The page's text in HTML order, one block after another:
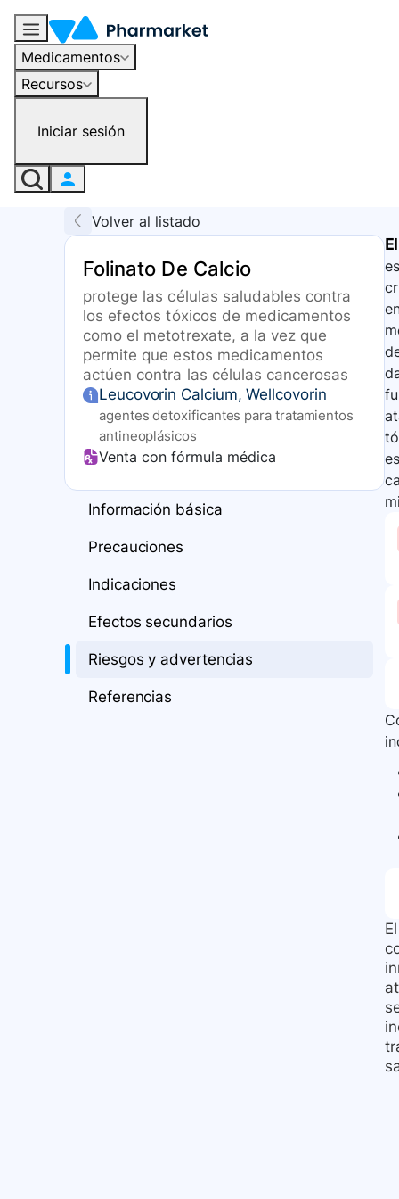
Medicamentos
Recursos
Iniciar sesión
Volver al listado
Folinato De Calcio
protege las células saludables contra
los efectos tóxicos de medicamentos
como el metotrexate, a la vez que
permite que estos medicamentos
actúen contra las células cancerosas
Leucovorin Calcium, Wellcovorin
agentes detoxificantes para tratamientos
antineoplásicos
Venta con fórmula médica
Información básica
Precauciones
Indicaciones
Efectos secundarios
Riesgos y advertencias
Referencias